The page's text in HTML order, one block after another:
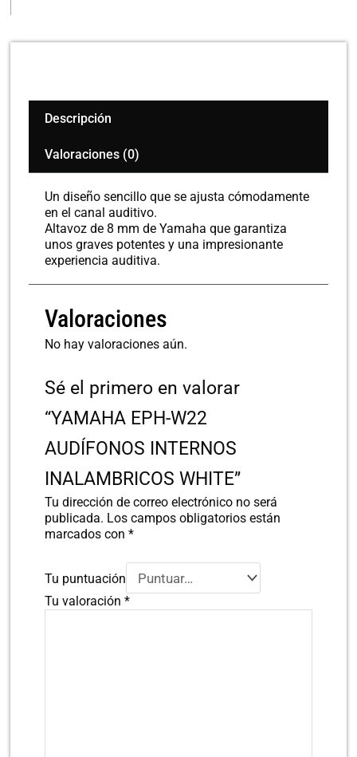
Descripción
Valoraciones (0)
Un diseño sencillo que se ajusta cómodamente
en el canal auditivo.
Altavoz de 8 mm de Yamaha que garantiza
unos graves potentes y una impresionante
experiencia auditiva.
Valoraciones
No hay valoraciones aún.
Sé el primero en valorar
“YAMAHA EPH-W22
AUDÍFONOS INTERNOS
INALAMBRICOS WHITE”
Tu dirección de correo electrónico no será
publicada. Los campos obligatorios están
marcados con*
Tu puntuación
Tu valoración*